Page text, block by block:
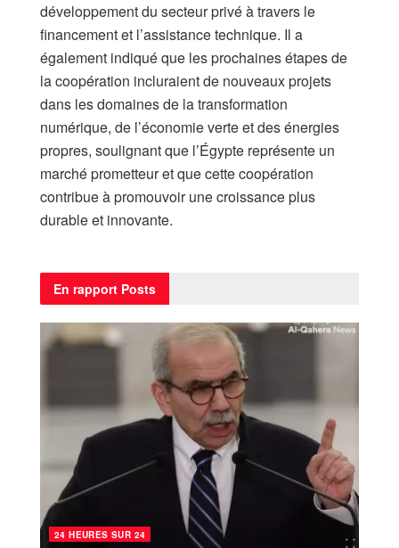
développement du secteur privé à travers le
financement et l’assistance technique. Il a
également indiqué que les prochaines étapes de
la coopération incluraient de nouveaux projets
dans les domaines de la transformation
numérique, de l’économie verte et des énergies
propres, soulignant que l’Égypte représente un
marché prometteur et que cette coopération
contribue à promouvoir une croissance plus
durable et innovante.
En rapport Posts
24 HEURES SUR 24